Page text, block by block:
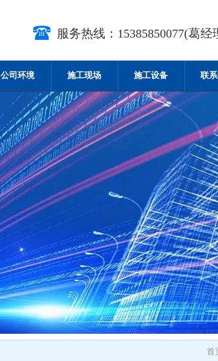
服务热线：15385850077(葛经
公司环境 施工现场 施工设备 联
首